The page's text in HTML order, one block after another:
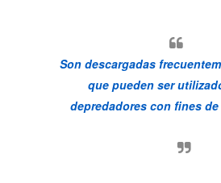
Son descargadas
que pueden ser
depredadores con fines